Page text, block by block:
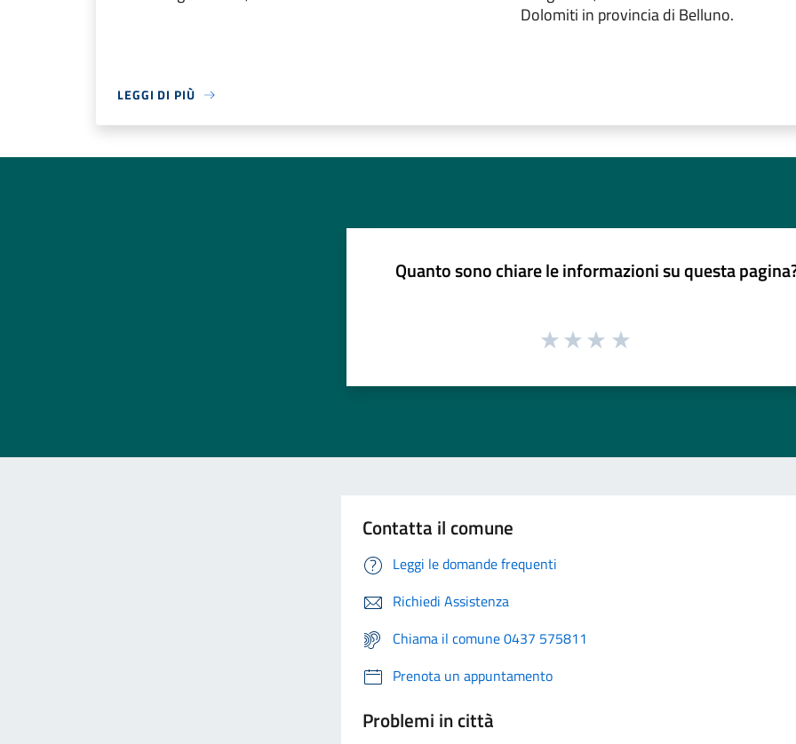
Dolomiti in provincia di Belluno.
LEGGI DI PIÙ
Quanto sono chiare le informazioni su questa
Contatta il comune
Leggi le domande frequenti
Richiedi Assistenza
Chiama il comune 0437 575811
Prenota un appuntamento
Problemi in città